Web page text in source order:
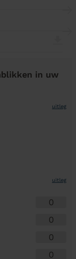
in uw
uitleg
uitleg